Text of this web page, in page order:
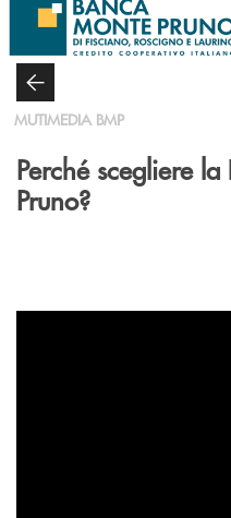
Salta al contenuto principale
MUTIMEDIA BMP
Perché scegliere
Pruno?